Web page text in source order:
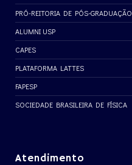
PRÓ-REITORIA DE PÓS-GRADUAÇÃO
ALUMNI USP
CAPES
PLATAFORMA LATTES
FAPESP
SOCIEDADE BRASILEIRA DE FÍSICA
Atendimento